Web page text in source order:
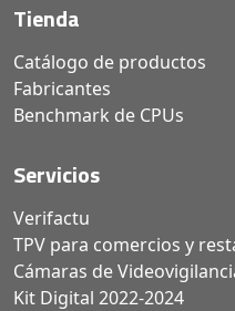
Tienda
Catálogo de productos
Fabricantes
Benchmark de CPUs
Servicios
Verifactu
TPV para comercios y
Cámaras de
Kit Digital 2022-2024